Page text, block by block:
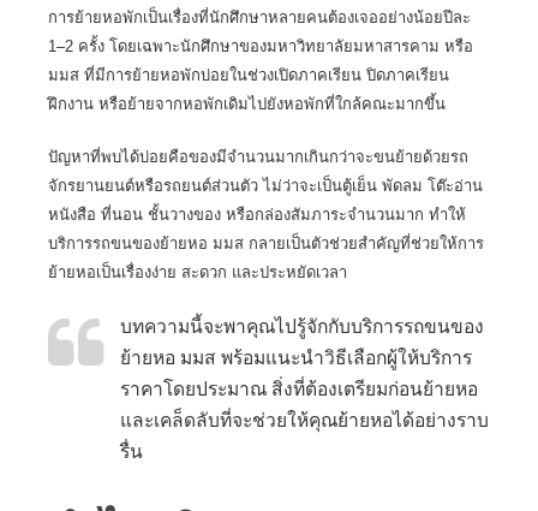
การย้ายหอพักเป็นเรื่องที่นักศึกษาหลายคนต้องเจออย่างน้อยปีละ
1–2 ครั้ง โดยเฉพาะนักศึกษาของมหาวิทยาลัยมหาสารคาม หรือ
มมส ที่มีการย้ายหอพักบ่อยในช่วงเปิดภาคเรียน ปิดภาคเรียน
ฝึกงาน หรือย้ายจากหอพักเดิมไปยังหอพักที่ใกล้คณะมากขึ้น
ปัญหาที่พบได้บ่อยคือของมีจำนวนมากเกินกว่าจะขนย้ายด้วยรถ
จักรยานยนต์หรือรถยนต์ส่วนตัว ไม่ว่าจะเป็นตู้เย็น พัดลม โต๊ะอ่าน
หนังสือ ที่นอน ชั้นวางของ หรือกล่องสัมภาระจำนวนมาก ทำให้
บริการรถขนของย้ายหอ มมส กลายเป็นตัวช่วยสำคัญที่ช่วยให้การ
ย้ายหอเป็นเรื่องง่าย สะดวก และประหยัดเวลา
บทความนี้จะพาคุณไปรู้จักกับบริการรถขนของ
ย้ายหอ มมส พร้อมแนะนำวิธีเลือกผู้ให้บริการ
ราคาโดยประมาณ สิ่งที่ต้องเตรียมก่อนย้ายหอ
และเคล็ดลับที่จะช่วยให้คุณย้ายหอได้อย่างราบ
รื่น